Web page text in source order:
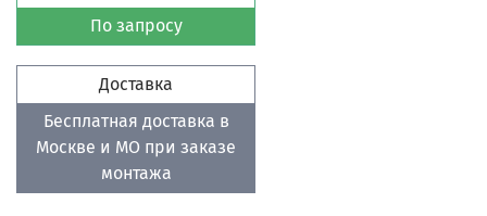
По запросу
Доставка
Бесплатная доставка в
Москве и МО при заказе
монтажа